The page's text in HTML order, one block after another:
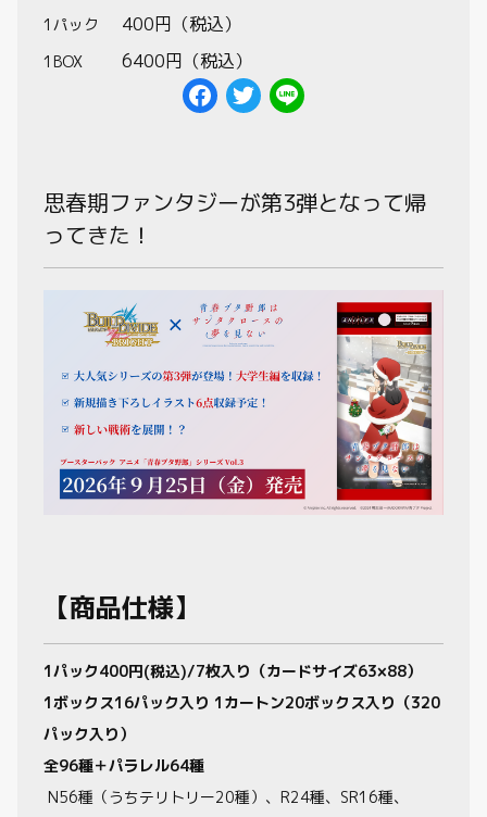
おすすめデッキ
取扱店舗一覧
1パック 400円（税込）
1BOX 6400円（税込）
思春期ファンタジーが第3弾となって帰
ってきた！
【商品仕様】
1パック400円(税込)/7枚入り（カードサイズ63×88）
1ボックス16パック入り 1カートン20ボックス入り（320
パック入り）
全96種＋パラレル64種
N56種（うちテリトリー20種）、R24種、SR16種、